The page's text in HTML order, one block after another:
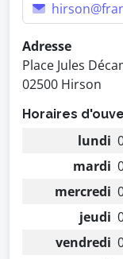
Adresse
Place Jules
02500 Hirson
Horaires
lundi
mardi
mercredi
jeudi
vendredi